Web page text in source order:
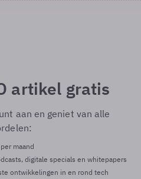
artikel gratis
aan en geniet van alle
maand
digitale specials en whitepapers
ontwikkelingen in en rond tech